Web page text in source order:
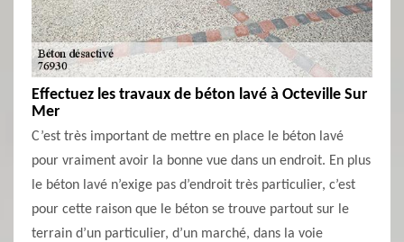
Effectuez les travaux de béton lavé à Octeville Sur
Mer
C’est très important de mettre en place le béton lavé
pour vraiment avoir la bonne vue dans un endroit. En plus
le béton lavé n’exige pas d’endroit très particulier, c’est
pour cette raison que le béton se trouve partout sur le
terrain d’un particulier, d’un marché, dans la voie